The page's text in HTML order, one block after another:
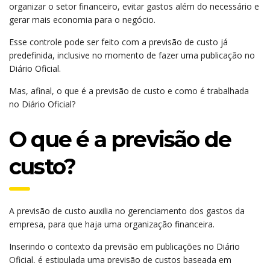
organizar o setor financeiro, evitar gastos além do necessário e
gerar mais economia para o negócio.
Esse controle pode ser feito com a previsão de custo já
predefinida, inclusive no momento de fazer uma publicação no
Diário Oficial.
Mas, afinal, o que é a previsão de custo e como é trabalhada
no Diário Oficial?
O que é a previsão de
custo?
A previsão de custo auxilia no gerenciamento dos gastos da
empresa, para que haja uma organização financeira.
Inserindo o contexto da previsão em publicações no Diário
Oficial, é estipulada uma previsão de custos baseada em